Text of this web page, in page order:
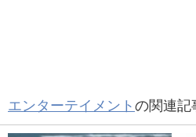
エンターテイメント の関連記